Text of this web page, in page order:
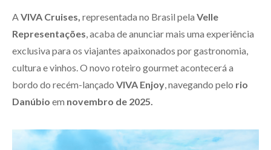
A VIVA Cruises, representada no Brasil pela Velle
Representações , acaba de anunciar mais uma experiência
exclusiva para os viajantes apaixonados por gastronomia,
cultura e vinhos. O novo roteiro gourmet acontecerá a
bordo do recém-lançado VIVA Enjoy , navegando pelo rio
Danúbio em novembro de 2025.